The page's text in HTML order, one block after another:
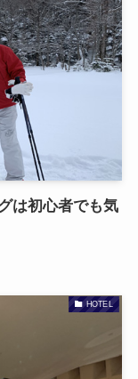
は初心者でも気
HOTEL